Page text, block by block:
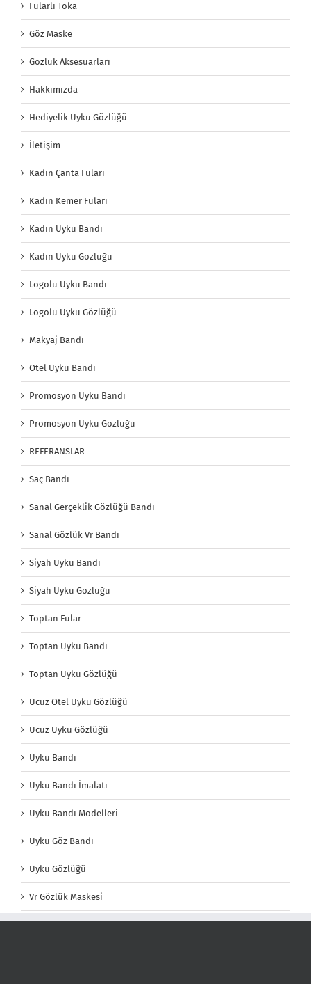
Fularlı Toka
Göz Maske
Gözlük Aksesuarları
Hakkımızda
Hediyelik Uyku Gözlüğü
İletişim
Kadın Çanta Fuları
Kadın Kemer Fuları
Kadın Uyku Bandı
Kadın Uyku Gözlüğü
Logolu Uyku Bandı
Logolu Uyku Gözlüğü
Makyaj Bandı
Otel Uyku Bandı
Promosyon Uyku Bandı
Promosyon Uyku Gözlüğü
REFERANSLAR
Saç Bandı
Sanal Gerçeklik Gözlüğü Bandı
Sanal Gözlük Vr Bandı
Siyah Uyku Bandı
Siyah Uyku Gözlüğü
Toptan Fular
Toptan Uyku Bandı
Toptan Uyku Gözlüğü
Ucuz Otel Uyku Gözlüğü
Ucuz Uyku Gözlüğü
Uyku Bandı
Uyku Bandı İmalatı
Uyku Bandı Modelleri
Uyku Göz Bandı
Uyku Gözlüğü
Vr Gözlük Maskesi